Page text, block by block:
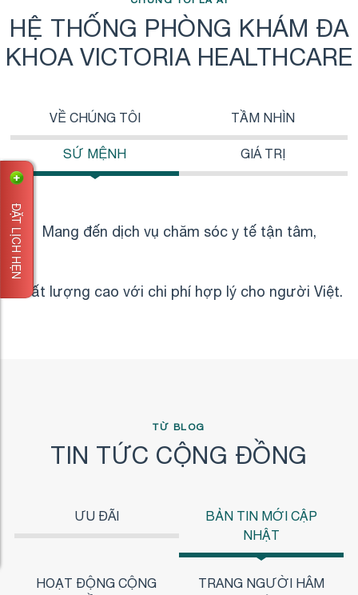
HỆ THỐNG PHÒNG KHÁM ĐA
KHOA VICTORIA HEALTHCARE
VỀ CHÚNG TÔI TẦM NHÌN
SỨ MỆNH GIÁ TRỊ
Mang đến dịch vụ chăm sóc y tế tận tâm,
chất lượng cao với chi phí hợp lý cho người Việt.
TỪ BLOG
TIN TỨC CỘNG ĐỒNG
ƯU ĐÃI
BẢN TIN MỚI CẬP
NHẬT
HOẠT ĐỘNG CỘNG TRANG NGƯỜI HÂM
ĐẶT LỊCH HẸN